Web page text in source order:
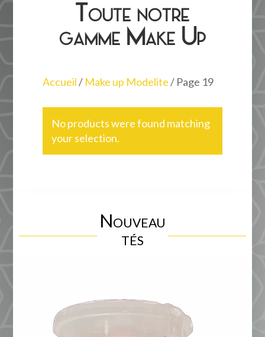
Toute notre
gamme Make Up
Accueil/ Make up Modelite/ Page 19
No products were found matching
your selection.
Nouveau
tés